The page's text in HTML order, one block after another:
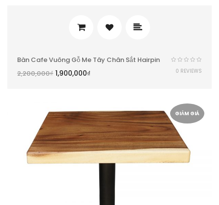
Bàn Cafe Vuông Gỗ Me Tây Chân Sắt Hairpin
2,200,000₫ 1,900,000₫ 0 REVIEWS
GIẢM GIÁ